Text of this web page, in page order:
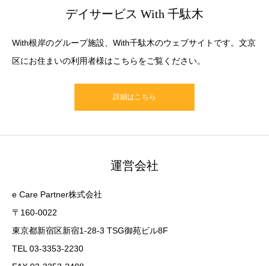
デイサービス With 千駄木
With根岸のグループ施設、With千駄木のウェブサイトです。文京
区にお住まいの利用者様はこちらをご覧ください。
詳細はこちら
運営会社
e Care Partner株式会社
〒160-0022
東京都新宿区新宿1-28-3 TSG御苑ビル8F
TEL 03-3353-2230